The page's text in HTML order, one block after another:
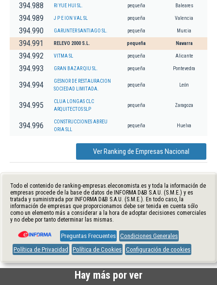
394.988 RI YUE HUI SL. pequeña Baleares
394.989 J P E ION VAL SL pequeña Valencia
394.990 GARUNTER SANTIAGO SL. pequeña Murcia
394.991 RELEVO 2000 S.L. pequeña Navarra
394.992 VITMA SL pequeña Alicante
394.993 GRAN BAZAR QIU SL. pequeña Pontevedra
394.994
GESNOR DE RESTAURACION
SOCIEDAD LIMITADA.
pequeña León
394.995
CLUA LONGAS CLC
ARQUITECTOS SLP
pequeña Zaragoza
394.996
CONSTRUCCIONES ABREU
ORIA SLL
pequeña Huelva
Ver Ranking de Empresas Nacional
Todo el contenido de ranking-empresas.eleconomista.es y toda la información de
empresas procede de la base de datos de INFORMA D&B S.A.U. (S.M.E.) y es
tratada y suministrada por INFORMA D&B S.A.U. (S.M.E.). En todo caso, la
información de empresas que proporcionamos debe ser tenida en cuenta sólo
como un elemento más a considerar a la hora de adoptar decisiones comerciales
y no debe por tanto determinar las mismas.
Preguntas Frecuentes Condiciones Generales
Política de Privacidad
Política de Cookies Configuración de cookies
Hay más por ver